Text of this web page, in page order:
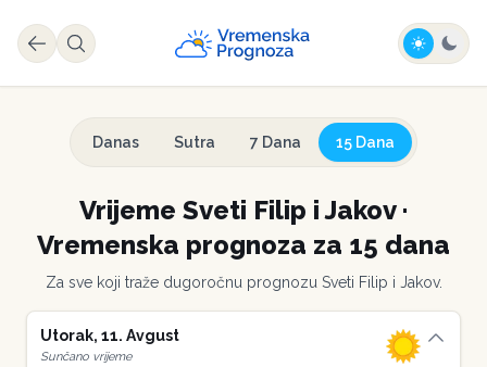
Danas Sutra 7 Dana 15 Dana
Vrijeme Sveti Filip i Jakov·
Vremenska prognoza za 15 dana
Za sve koji traže dugoročnu prognozu Sveti Filip i Jakov.
Utorak, 11. Avgust
Sunčano vrijeme